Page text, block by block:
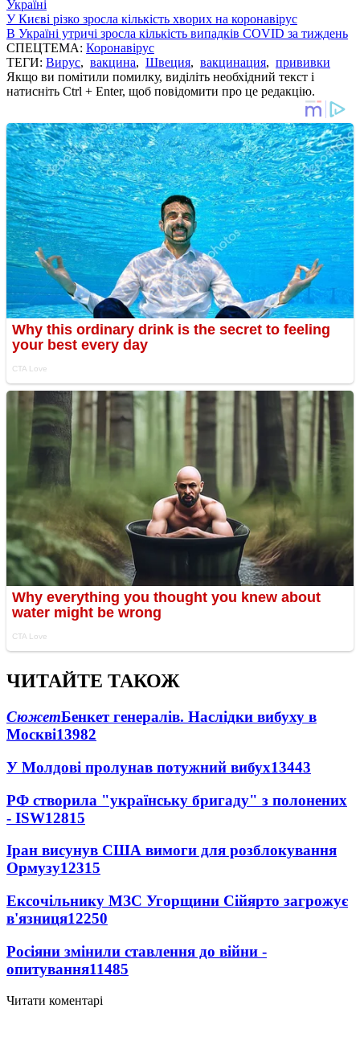
Україні
У Києві різко зросла кількість хворих на коронавірус
В Україні утричі зросла кількість випадків COVID за тиждень
СПЕЦТЕМА: Коронавірус
ТЕГИ: Вирус, вакцина, Швеция, вакцинация, прививки
Якщо ви помітили помилку, виділіть необхідний текст і
натисніть Ctrl + Enter, щоб повідомити про це редакцію.
ЧИТАЙТЕ ТАКОЖ
СюжетБенкет генералів. Наслідки вибуху в
Москві13982
У Молдові пролунав потужний вибух13443
РФ створила "українську бригаду" з полонених
- ISW12815
Іран висунув США вимоги для розблокування
Ормузу12315
Ексочільнику МЗС Угорщини Сійярто загрожує
в'язниця12250
Росіяни змінили ставлення до війни -
опитування11485
Читати коментарі